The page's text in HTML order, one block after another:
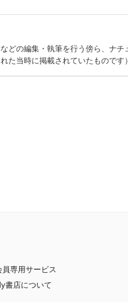
どの編集・執筆を行う傍ら、ナ
た当時に掲載されていたものです）
員専用サービス
書店について